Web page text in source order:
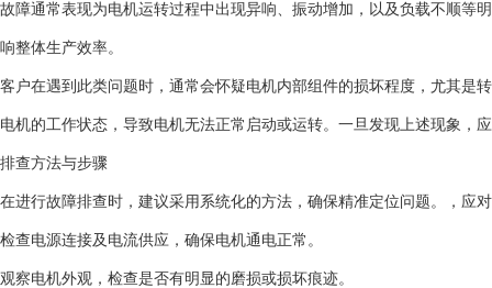
故障通常表现为电机运转过程中出现异响、振动增加，以及负载不顺等
响整体生产效率。
客户在遇到此类问题时，通常会怀疑电机内部组件的损坏程度，尤其是
电机的工作状态，导致电机无法正常启动或运转。一旦发现上述现象，
排查方法与步骤
在进行故障排查时，建议采用系统化的方法，确保精准定位问题。，应
检查电源连接及电流供应，确保电机通电正常。
观察电机外观，检查是否有明显的磨损或损坏痕迹。